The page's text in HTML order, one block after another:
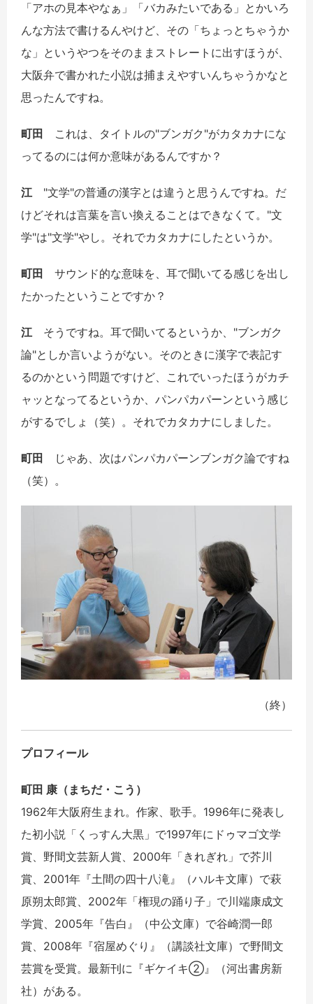
「アホの見本やなぁ」「バカみたいである」とかいろ
んな方法で書けるんやけど、その「ちょっとちゃうか
な」というやつをそのままストレートに出すほうが、
大阪弁で書かれた小説は捕まえやすいんちゃうかなと
思ったんですね。
町田
これは、タイトルの"ブンガク"がカタカナにな
ってるのには何か意味があるんですか？
江"文学"の普通の漢字とは違うと思うんですね。だ
けどそれは言葉を言い換えることはできなくて。"文
学"は"文学"やし。それでカタカナにしたというか。
町田
サウンド的な意味を、耳で聞いてる感じを出し
たかったということですか？
江そうですね。耳で聞いてるというか、"ブンガク
論"としか言いようがない。そのときに漢字で表記す
るのかという問題ですけど、これでいったほうがカチ
ャッとなってるというか、パンパカパーンという感じ
がするでしょ（笑）。それでカタカナにしました。
町田
じゃあ、次はパンパカパーンブンガク論ですね
（笑）。
（終）
プロフィール
町田 康（まちだ・こう）
1962年大阪府生まれ。作家、歌手。1996年に発表し
た初小説「くっすん大黒」で1997年にドゥマゴ文学
賞、野間文芸新人賞、2000年「きれぎれ」で芥川
賞、2001年『土間の四十八滝』（ハルキ文庫）で萩
原朔太郎賞、2002年「権現の踊り子」で川端康成文
学賞、2005年『告白』（中公文庫）で谷崎潤一郎
賞、2008年『宿屋めぐり』（講談社文庫）で野間文
芸賞を受賞。最新刊に『ギケイキ②』（河出書房新
社）がある。